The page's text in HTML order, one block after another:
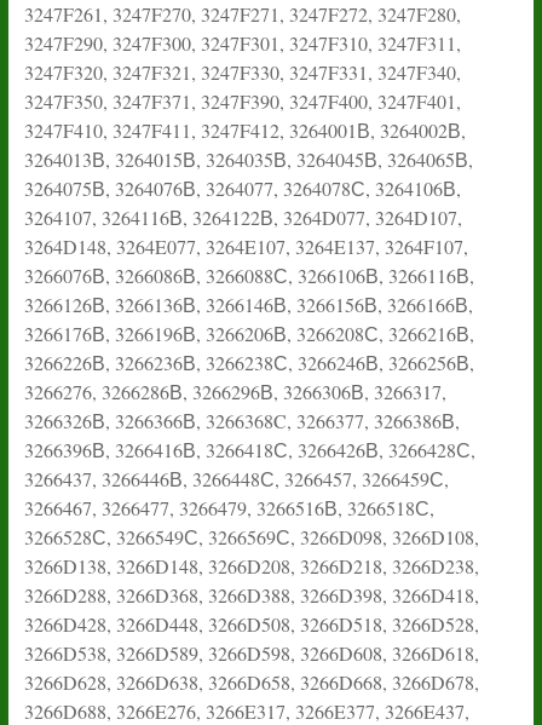
3247F261, 3247F270, 3247F271, 3247F272, 3247F280,
3247F290, 3247F300, 3247F301, 3247F310, 3247F311,
3247F320, 3247F321, 3247F330, 3247F331, 3247F340,
3247F350, 3247F371, 3247F390, 3247F400, 3247F401,
3247F410, 3247F411, 3247F412, 3264001В, 3264002В,
3264013В, 3264015В, 3264035В, 3264045В, 3264065В,
3264075В, 3264076В, 3264077, 3264078С, 3264106В,
3264107, 3264116В, 3264122В, 3264D077, 3264D107,
3264D148, 3264E077, 3264E107, 3264E137, 3264F107,
3266076В, 3266086В, 3266088С, 3266106В, 3266116В,
3266126В, 3266136В, 3266146В, 3266156В, 3266166В,
3266176В, 3266196В, 3266206В, 3266208С, 3266216В,
3266226В, 3266236В, 3266238С, 3266246В, 3266256В,
3266276, 3266286В, 3266296В, 3266306В, 3266317,
3266326В, 3266366В, 3266368C, 3266377, 3266386В,
3266396В, 3266416В, 3266418С, 3266426В, 3266428С,
3266437, 3266446В, 3266448С, 3266457, 3266459С,
3266467, 3266477, 3266479, 3266516В, 3266518С,
3266528С, 3266549С, 3266569С, 3266D098, 3266D108,
3266D138, 3266D148, 3266D208, 3266D218, 3266D238,
3266D288, 3266D368, 3266D388, 3266D398, 3266D418,
3266D428, 3266D448, 3266D508, 3266D518, 3266D528,
3266D538, 3266D589, 3266D598, 3266D608, 3266D618,
3266D628, 3266D638, 3266D658, 3266D668, 3266D678,
3266D688, 3266E276, 3266E317, 3266E377, 3266E437,